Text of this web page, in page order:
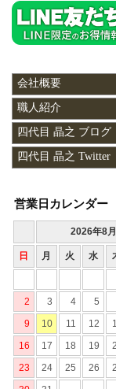
会社概要
職人紹介
四代目 晶之 ブログ
四代目 晶之 Twitter
営業日カレンダー